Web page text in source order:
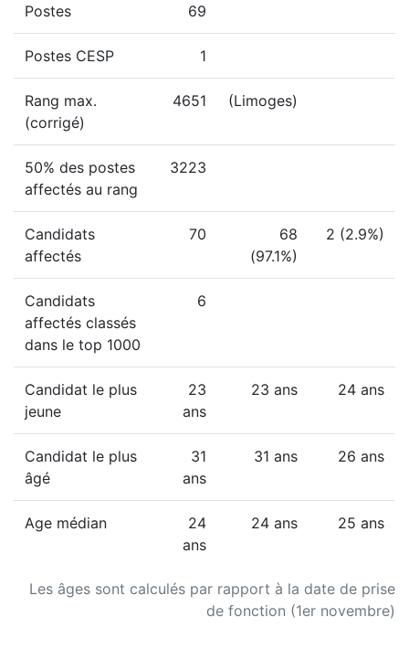
Les âges sont calculés par rapport à la date de prise
de fonction (1er novembre)
Postes 69
Postes CESP 1
Rang max.
(corrigé)
4651 (Limoges)
50% des postes
affectés au rang
3223
Candidats
affectés
70
68
(97.1%)
2 (2.9%)
Candidats
affectés classés
dans le top 1000
6
Candidat le plus
jeune
23
ans
23 ans 24 ans
Candidat le plus
âgé
31
ans
31 ans 26 ans
Age médian
24
ans
24 ans 25 ans